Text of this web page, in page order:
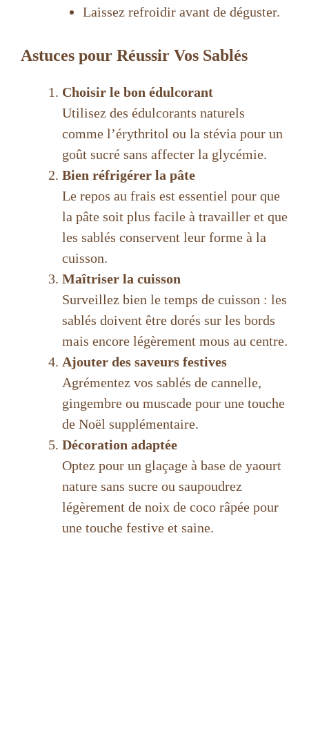
Laissez refroidir avant de déguster.
Astuces pour Réussir Vos Sablés
Choisir le bon édulcorant
Utilisez des édulcorants naturels
comme l’érythritol ou la stévia pour un
goût sucré sans affecter la glycémie.
Bien réfrigérer la pâte
Le repos au frais est essentiel pour que
la pâte soit plus facile à travailler et que
les sablés conservent leur forme à la
cuisson.
Maîtriser la cuisson
Surveillez bien le temps de cuisson : les
sablés doivent être dorés sur les bords
mais encore légèrement mous au centre.
Ajouter des saveurs festives
Agrémentez vos sablés de cannelle,
gingembre ou muscade pour une touche
de Noël supplémentaire.
Décoration adaptée
Optez pour un glaçage à base de yaourt
nature sans sucre ou saupoudrez
légèrement de noix de coco râpée pour
une touche festive et saine.